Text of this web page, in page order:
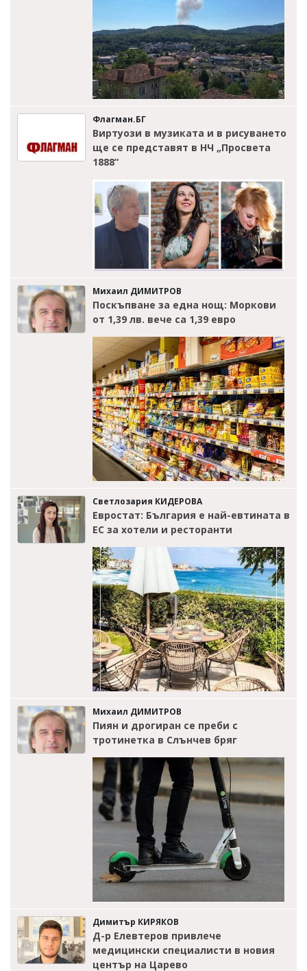
Флагман.БГ
Виртуози в музиката и в рисуването
ще се представят в НЧ „Просвета
1888“
Михаил ДИМИТРОВ
Поскъпване за една нощ: Моркови
от 1,39 лв. вече са 1,39 евро
Светлозария КИДЕРОВА
Евростат: България е най-евтината в
ЕС за хотели и ресторанти
Михаил ДИМИТРОВ
Пиян и дрогиран се преби с
тротинетка в Слънчев бряг
Димитър КИРЯКОВ
Д-р Елевтеров привлече
медицински специалисти в новия
център на Царево